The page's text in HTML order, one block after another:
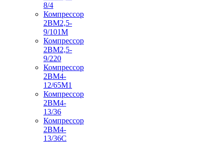
8/4
Компрессор
2ВМ2,5-
9/101М
Компрессор
2ВМ2,5-
9/220
Компрессор
2ВМ4-
12/65М1
Компрессор
2ВМ4-
13/36
Компрессор
2ВМ4-
13/36С